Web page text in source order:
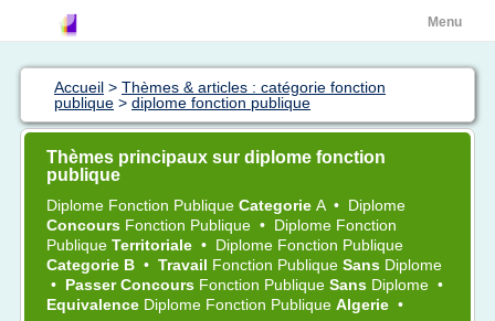
Menu
Accueil > Thèmes & articles : catégorie fonction
publique > diplome fonction publique
Thèmes principaux sur diplome fonction
publique
Diplome Fonction Publique Categorie A • Diplome
Concours Fonction Publique • Diplome Fonction
Publique Territoriale • Diplome Fonction Publique
Categorie B • Travail Fonction Publique Sans Diplome
• Passer Concours Fonction Publique Sans Diplome •
Equivalence Diplome Fonction Publique Algerie •